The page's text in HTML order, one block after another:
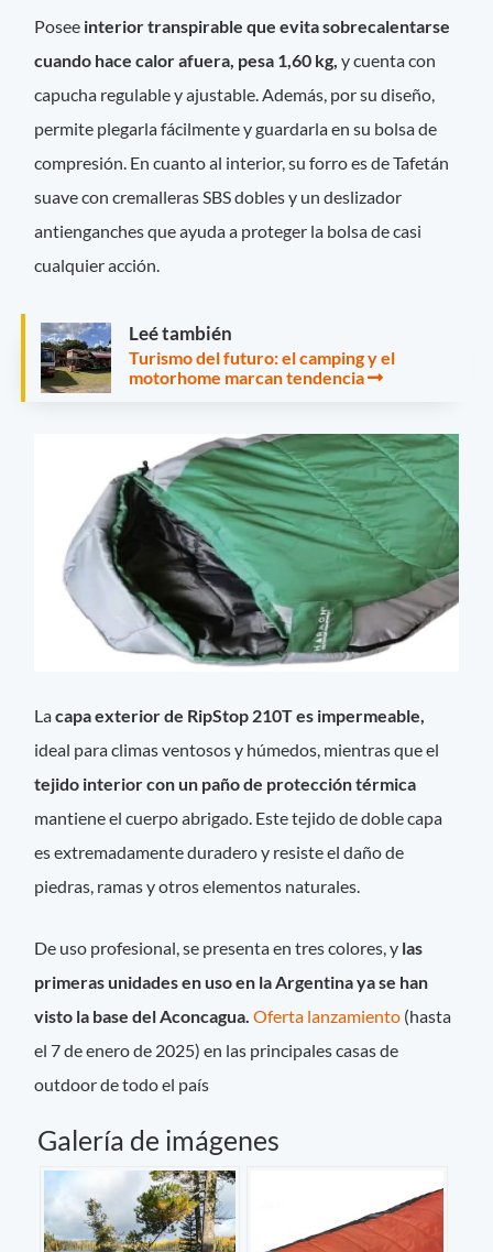
Posee interior transpirable que evita sobrecalentarse
cuando hace calor afuera, pesa 1,60 kg, y cuenta con
capucha regulable y ajustable. Además, por su diseño,
permite plegarla fácilmente y guardarla en su bolsa de
compresión. En cuanto al interior, su forro es de Tafetán
suave con cremalleras SBS dobles y un deslizador
antienganches que ayuda a proteger la bolsa de casi
cualquier acción.
Leé también
Turismo del futuro: el camping y el
motorhome marcan tendencia
Lacapa exterior de RipStop 210T es impermeable,
ideal para climas ventosos y húmedos, mientras que el
tejido interior con un paño de protección térmica
mantiene el cuerpo abrigado. Este tejido de doble capa
es extremadamente duradero y resiste el daño de
piedras, ramas y otros elementos naturales.
De uso profesional, se presenta en tres colores, y las
primeras unidades en uso en la Argentina ya se han
visto la base del Aconcagua. Oferta lanzamiento (hasta
el 7 de enero de 2025) en las principales casas de
outdoor de todo el país
Galería de imágenes